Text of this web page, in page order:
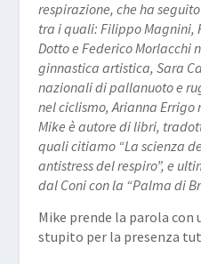
respirazione, che ha
tra i quali: Filippo Magnini,
Dotto e Federico Morlacchi
ginnastica artistica, Sara
nazionali di pallanuoto e
nel ciclismo, Arianna
Mike è autore di libri,
quali citiamo “La scienza
antistress del respiro”, e
dal Coni con la “Palma di
Mike prende la parola con
stupito per la presenza